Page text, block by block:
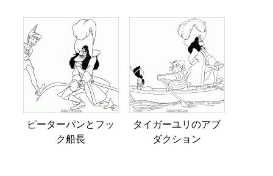
ピーターパンとフッ
ク船長
タイガーユリのアブ
ダクション